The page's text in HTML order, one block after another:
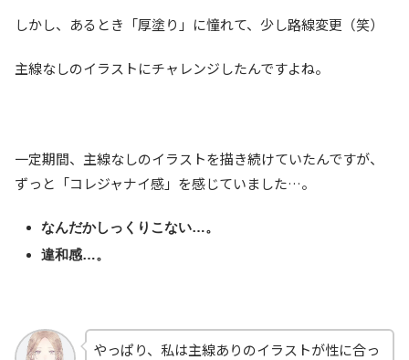
しかし、あるとき「厚塗り」に憧れて、少し路線変更（笑）
主線なしのイラストにチャレンジしたんですよね。
一定期間、主線なしのイラストを描き続けていたんですが、
ずっと「コレジャナイ感」を感じていました…。
なんだかしっくりこない…。
違和感…。
やっぱり、私は主線ありのイラストが性に合っ